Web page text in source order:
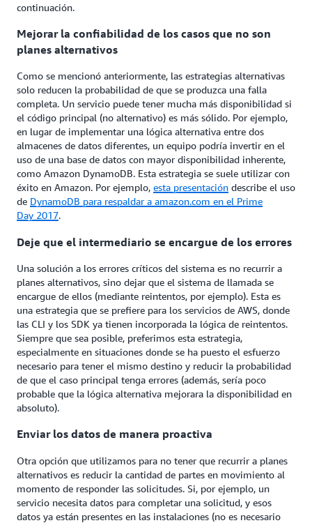
continuación.
Mejorar la confiabilidad de los casos que no son
planes alternativos
Como se mencionó anteriormente, las estrategias alternativas
solo reducen la probabilidad de que se produzca una falla
completa. Un servicio puede tener mucha más disponibilidad si
el código principal (no alternativo) es más sólido. Por ejemplo,
en lugar de implementar una lógica alternativa entre dos
almacenes de datos diferentes, un equipo podría invertir en el
uso de una base de datos con mayor disponibilidad inherente,
como Amazon DynamoDB. Esta estrategia se suele utilizar con
éxito en Amazon. Por ejemplo, esta presentación describe el uso
de DynamoDB para respaldar a amazon.com en el Prime
Day 2017.
Deje que el intermediario se encargue de los errores
Una solución a los errores críticos del sistema es no recurrir a
planes alternativos, sino dejar que el sistema de llamada se
encargue de ellos (mediante reintentos, por ejemplo). Esta es
una estrategia que se prefiere para los servicios de AWS, donde
las CLI y los SDK ya tienen incorporada la lógica de reintentos.
Siempre que sea posible, preferimos esta estrategia,
especialmente en situaciones donde se ha puesto el esfuerzo
necesario para tener el mismo destino y reducir la probabilidad
de que el caso principal tenga errores (además, sería poco
probable que la lógica alternativa mejorara la disponibilidad en
absoluto).
Enviar los datos de manera proactiva
Otra opción que utilizamos para no tener que recurrir a planes
alternativos es reducir la cantidad de partes en movimiento al
momento de responder las solicitudes. Si, por ejemplo, un
servicio necesita datos para completar una solicitud, y esos
datos ya están presentes en las instalaciones (no es necesario